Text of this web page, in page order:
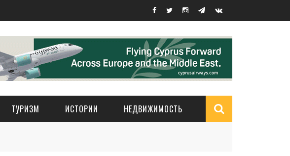
ТУРИЗМ ИСТОРИИ НЕДВИЖИМОСТЬ